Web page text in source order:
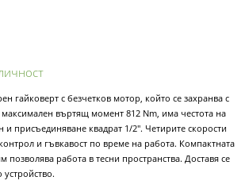
гайковерт с безчетков мотор, който се захранва с
максимален въртящ момент 812 Nm, има честота на
и присъединяване квадрат 1/2". Четирите скорости
и гъвкавост по време на работа. Компактната
позволява работа в тесни пространства. Доставя се
устройство.